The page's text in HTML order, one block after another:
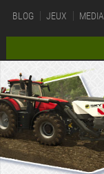
BLOG JEUX MEDIA